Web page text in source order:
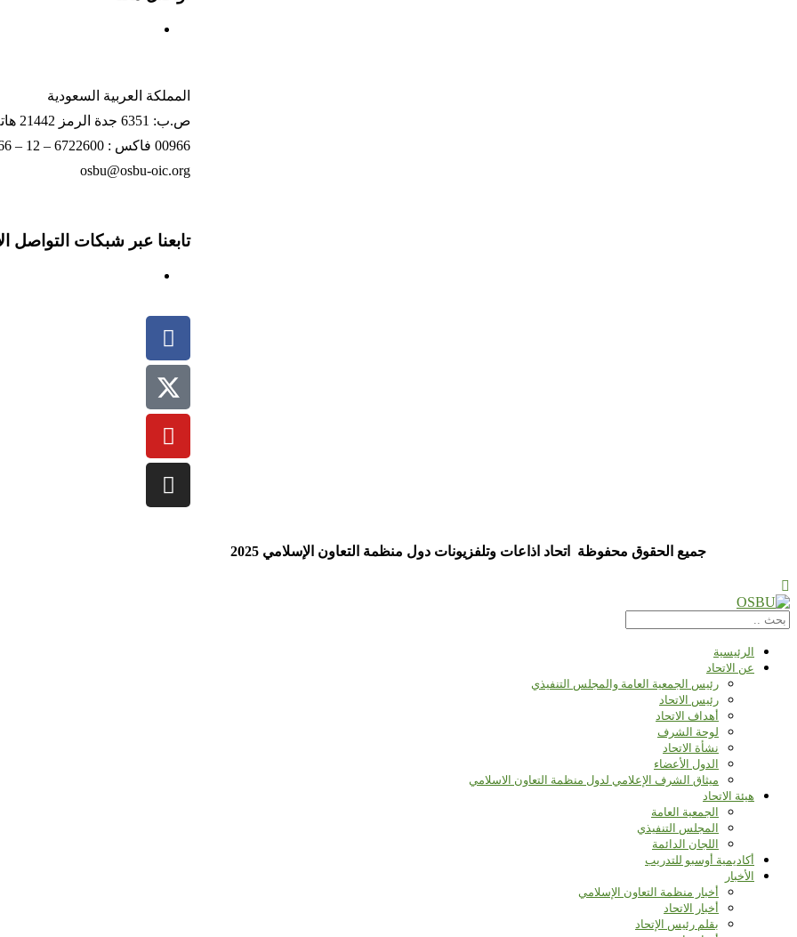
المملكة العربية السعودية
00966 فاكس : 6722600 – 12 – 00966
osbu@osbu-oic.org
تابعنا عبر شبكات التواصل
جميع الحقوق محفوظة اتحاد اذاعات وتلفزيونات دول منظمة التعاون الإسلامي 2025
الرئيسية
عن الاتحاد
رئيس الجمعية العامة والمجلس التنفيذي
رئيس الاتحاد
أهداف الاتحاد
لوحة الشرف
نشأة الاتحاد
الدول الأعضاء
ميثاق الشرف الإعلامي لدول منظمة التعاون الاسلامي
هيئة الاتحاد
الجمعية العامة
المجلس التنفيذي
اللجان الدائمة
أكاديمية أوسبو للتدريب
الأخبار
أخبار منظمة التعاون الإسلامي
أخبار الاتحاد
بقلم رئيس الإتحاد